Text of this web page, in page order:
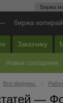
Биржа
биржа
Заказчику
Новые сообщения
Все форумы
—